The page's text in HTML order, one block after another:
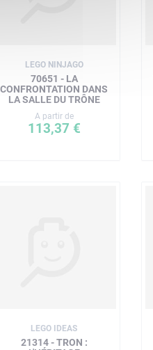
LEGO NINJAGO
70651 - LA
CONFRONTATION DANS
LA SALLE DU TRÔNE
A partir de
113,37 €
LEGO IDEAS
21314 - TRON :